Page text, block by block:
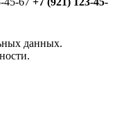
данных.